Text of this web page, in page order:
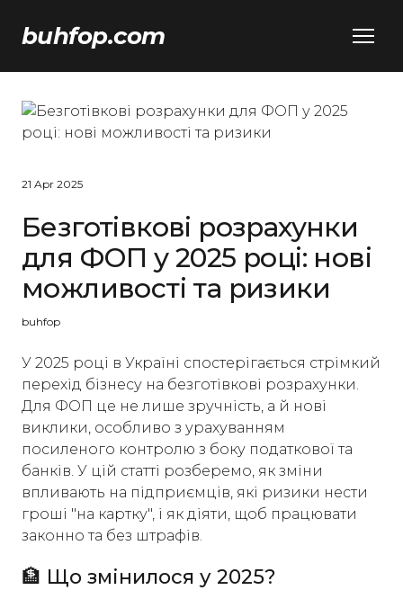
buhfop.com
21 Apr 2025
Безготівкові розрахунки
для ФОП у 2025 році: нові
можливості та ризики
buhfop
У 2025 році в Україні спостерігається стрімкий
перехід бізнесу на безготівкові розрахунки.
Для ФОП це не лише зручність, а й нові
виклики, особливо з урахуванням
посиленого контролю з боку податкової та
банків. У цій статті розберемо, як зміни
впливають на підприємців, які ризики нести
гроші "на картку", і як діяти, щоб працювати
законно та без штрафів.
🏦 Що змінилося у 2025?